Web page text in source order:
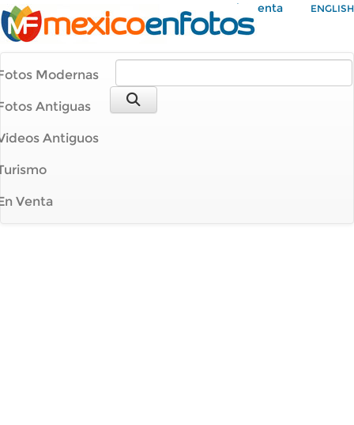
Mi Cuenta ENGLISH
Modernas
Antiguas
Antiguos
Venta